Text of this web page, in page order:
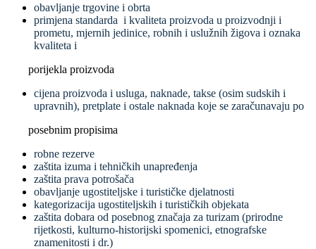
obavljanje trgovine i obrta
primjena standarda i kvaliteta proizvoda u proizvodnji i
prometu, mjernih jedinice, robnih i uslužnih žigova i oznaka
kvaliteta i
porijekla proizvoda
cijena proizvoda i usluga, naknade, takse (osim sudskih i
upravnih), pretplate i ostale naknada koje se zaračunavaju po
posebnim propisima
robne rezerve
zaštita izuma i tehničkih unapređenja
zaštita prava potrošača
obavljanje ugostiteljske i turističke djelatnosti
kategorizacija ugostiteljskih i turističkih objekata
zaštita dobara od posebnog značaja za turizam (prirodne
rijetkosti, kulturno-historijski spomenici, etnografske
znamenitosti i dr.)